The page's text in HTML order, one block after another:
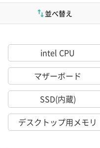
並べ替え
intel CPU
マザーボード
SSD(内蔵)
デスクトップ用メモリ